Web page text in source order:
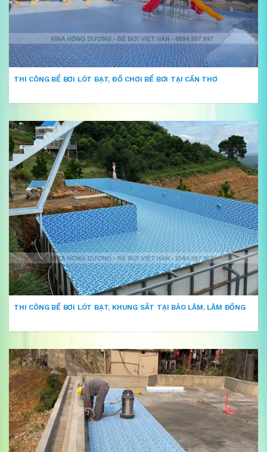
THI CÔNG BỂ BƠI LÓT BẠT, ĐỒ CHƠI BỂ BƠI TẠI CẦN THƠ
THI CÔNG BỂ BƠI LÓT BẠT, KHUNG SẮT TẠI BẢO LÂM, LÂM ĐỒNG